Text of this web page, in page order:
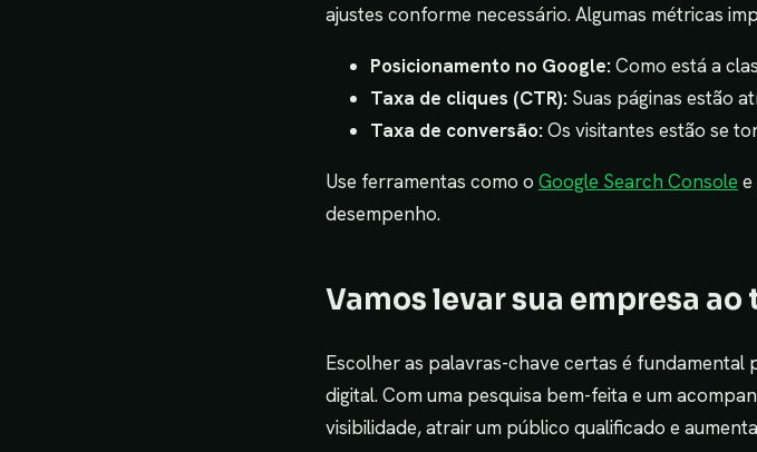
ajustes conforme necessário. Algumas métricas
Posicionamento no Google:Como está a
Taxa de cliques (CTR): Suas páginas estão
Taxa de conversão:Os visitantes estão se
Use ferramentas como o Google Search Console e
desempenho.
Vamos levar sua empresa ao
Escolher as palavras-chave certas é fundamental
digital. Com uma pesquisa bem-feita e um
visibilidade, atrair um público qualificado e